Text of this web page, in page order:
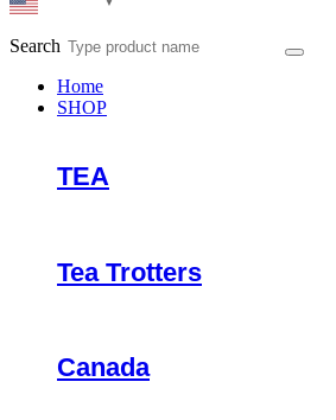
▼
Search
Home
SHOP
TEA
Tea Trotters
Canada